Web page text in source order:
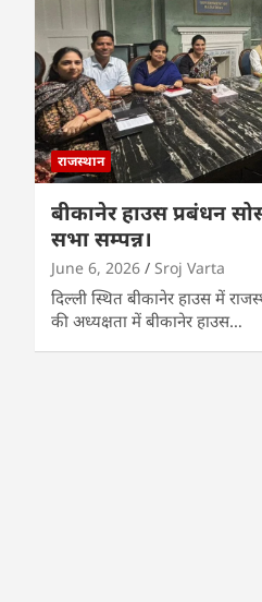
राजस्थान
बीकानेर हाउस प्रबंधन
सभा सम्पन्न।
June 6, 2026 Sroj Varta
दिल्ली स्थित बीकानेर हाउस में
की अध्यक्षता में बीकानेर हाउस…